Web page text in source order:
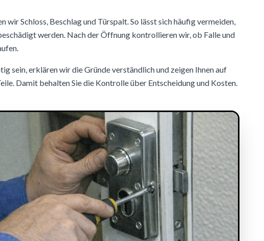
wir Schloss, Beschlag und Türspalt. So lässt sich häufig vermeiden,
werden. Nach der Öffnung kontrollieren wir, ob Falle und
sein, erklären wir die Gründe verständlich und zeigen Ihnen auf
Damit behalten Sie die Kontrolle über Entscheidung und Kosten.